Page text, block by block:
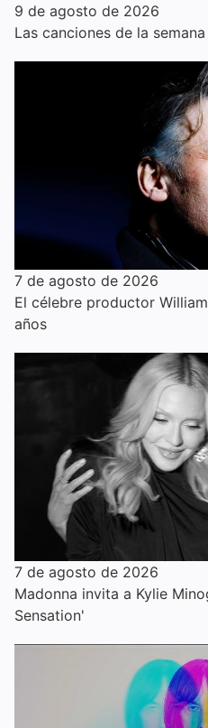
9 de agosto de 2026
Las canciones de la semana
7 de agosto de 2026
El célebre productor
años
7 de agosto de 2026
Madonna invita a Kylie
Sensation'